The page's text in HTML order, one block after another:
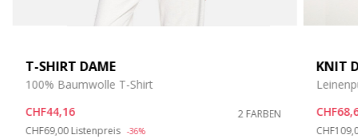
T-SHIRT DAME
100% Baumwolle T-Shirt
CHF44,16
2 FARBEN
Price reduced from
CHF69,00to
Listenpreis -36%
KNIT
Price